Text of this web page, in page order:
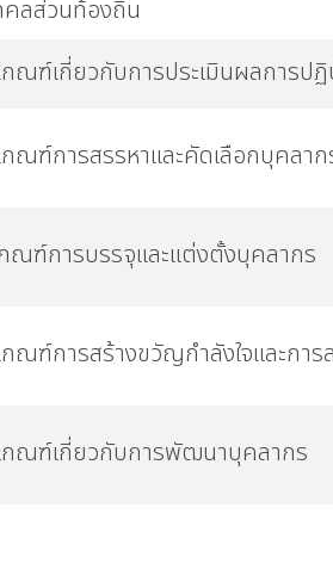
ลส่วนท้องถิ่น
กณฑ์เกี่ยวกับการประเมินผลการป
ณฑ์การสรรหาและคัดเลือกบุคลาก
ณฑ์การบรรจุและแต่งตั้งบุคลากร
ณฑ์การสร้างขวัญกำลังใจและกา
กณฑ์เกี่ยวกับการพัฒนาบุคลากร